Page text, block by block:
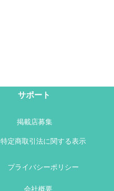
サポート
掲載店募集
特定商取引法に関する表示
プライバシーポリシー
会社概要